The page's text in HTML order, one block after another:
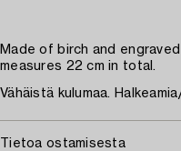
Made of birch and
measures 22 cm in total.
Vähäistä kulumaa.
Tietoa ostamisesta